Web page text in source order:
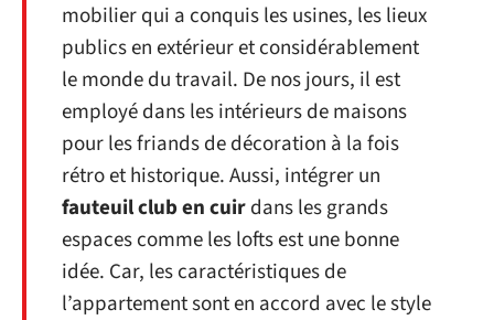
mobilier qui a conquis les usines, les lieux
publics en extérieur et considérablement
le monde du travail. De nos jours, il est
employé dans les intérieurs de maisons
pour les friands de décoration à la fois
rétro et historique. Aussi, intégrer un
fauteuil club en cuirdans les grands
espaces comme les lofts est une bonne
idée. Car, les caractéristiques de
l’appartement sont en accord avec le style